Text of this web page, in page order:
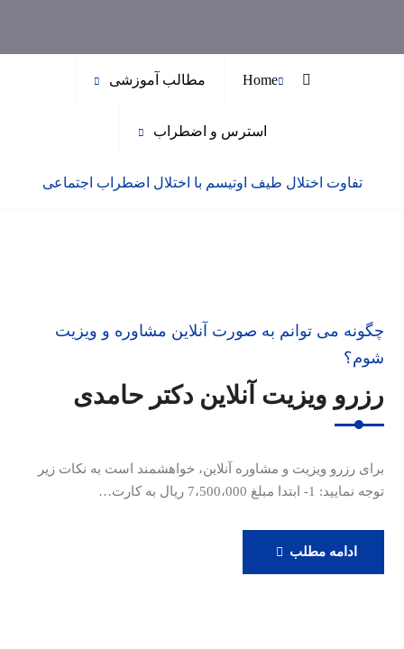
Home مطالب آموزشی
استرس و اضطراب
تفاوت اختلال طیف اوتیسم با اختلال اضطراب اجتماعی
چگونه می توانم به صورت آنلاین مشاوره و ویزیت
شوم؟
رزرو ویزیت آنلاین دکتر حامدی
برای رزرو ویزیت و مشاوره آنلاین، خواهشمند است به نکات زیر
توجه نمایید: 1- ابتدا مبلغ 7،500،000 ریال به کارت…
ادامه مطلبرزرو
ویزیت